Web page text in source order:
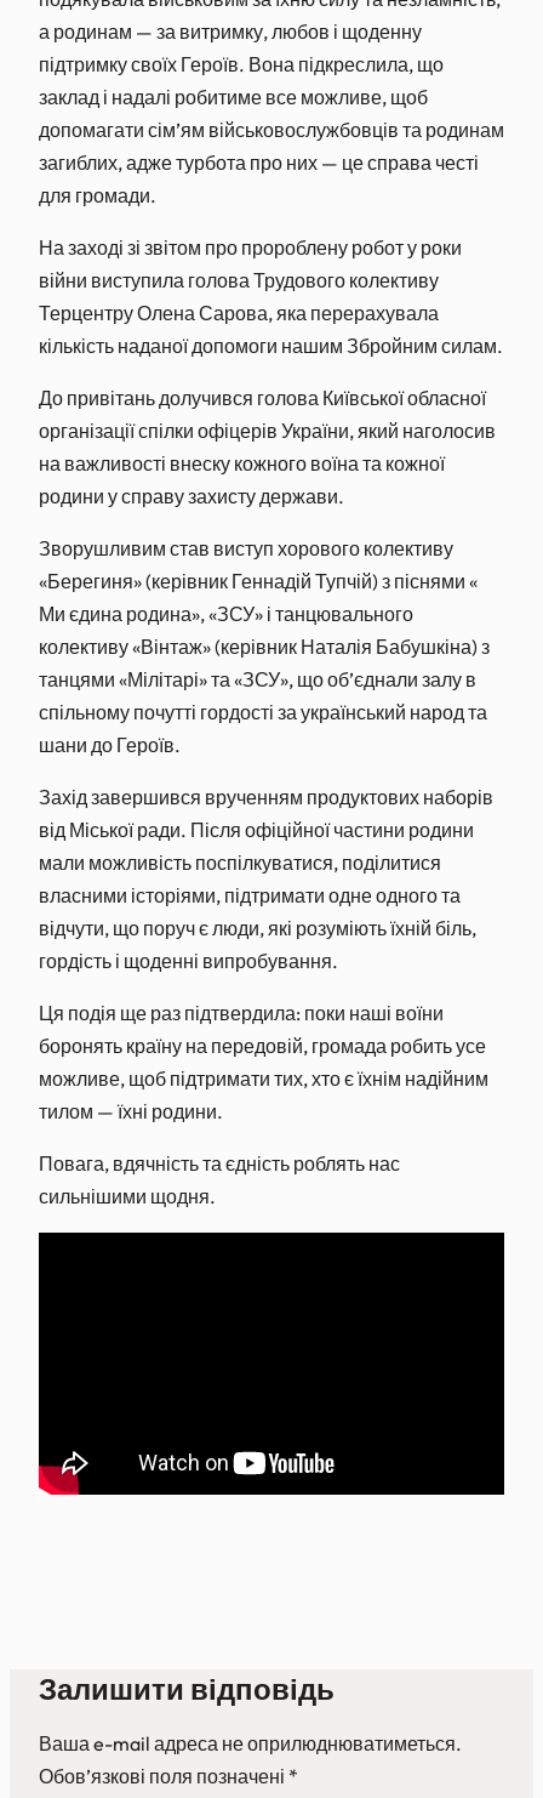
а родинам — за витримку, любов і щоденну
підтримку своїх Героїв. Вона підкреслила, що
заклад і надалі робитиме все можливе, щоб
допомагати сім’ям військовослужбовців та родинам
загиблих, адже турбота про них — це справа честі
для громади.
На заході зі звітом про пророблену робот у роки
війни виступила голова Трудового колективу
Терцентру Олена Сарова, яка перерахувала
кількість наданої допомоги нашим Збройним силам.
До привітань долучився голова Київської обласної
організації спілки офіцерів України, який наголосив
на важливості внеску кожного воїна та кожної
родини у справу захисту держави.
Зворушливим став виступ хорового колективу
«Берегиня» (керівник Геннадій Тупчій) з піснями «
Ми єдина родина», «ЗСУ» і танцювального
колективу «Вінтаж» (керівник Наталія Бабушкіна) з
танцями «Мілітарі» та «ЗСУ», що об’єднали залу в
спільному почутті гордості за український народ та
шани до Героїв.
Захід завершився врученням продуктових наборів
від Міської ради. Після офіційної частини родини
мали можливість поспілкуватися, поділитися
власними історіями, підтримати одне одного та
відчути, що поруч є люди, які розуміють їхній біль,
гордість і щоденні випробування.
Ця подія ще раз підтвердила: поки наші воїни
боронять країну на передовій, громада робить усе
можливе, щоб підтримати тих, хто є їхнім надійним
тилом — їхні родини.
Повага, вдячність та єдність роблять нас
сильнішими щодня.
Залишити відповідь
Ваша e-mail адреса не оприлюднюватиметься.
Обов’язкові поля позначені *